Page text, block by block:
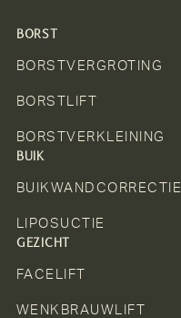
BORST
BORSTVERGROTING
BORSTLIFT
BORSTVERKLEINING
BUIK
BUIKWANDCORRECTIE
LIPOSUCTIE
GEZICHT
FACELIFT
WENKBRAUWLIFT